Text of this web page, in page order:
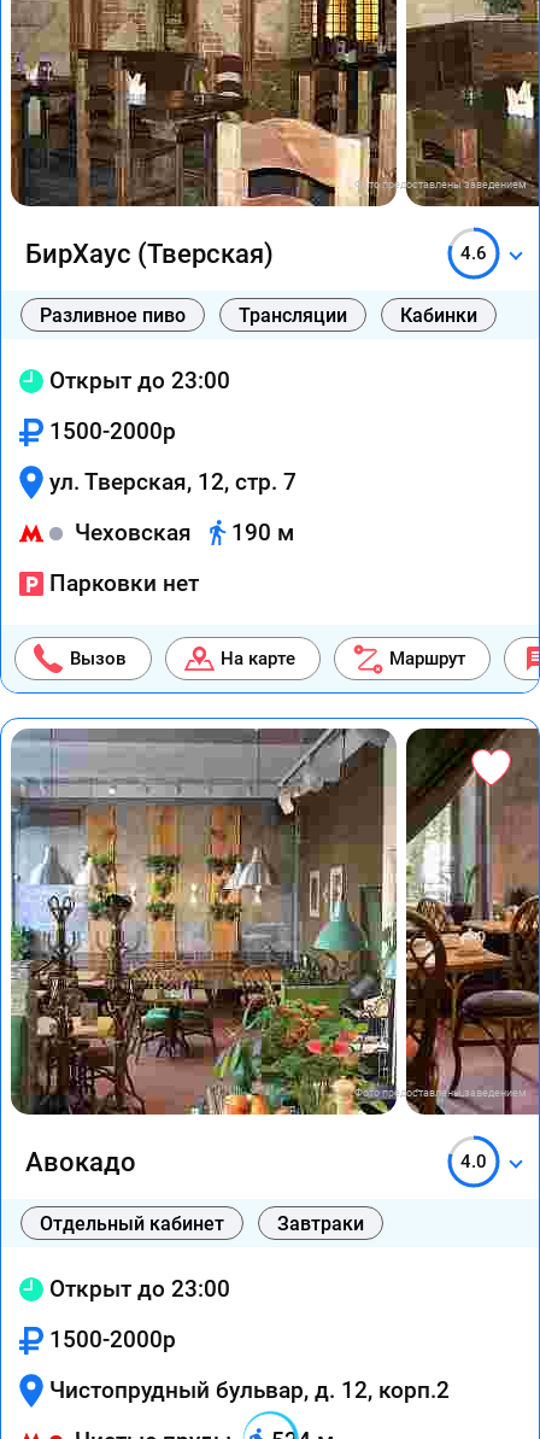
Фото предоставлены заведением
БирХаус (Тверская) 4.6
Разливное пиво Трансляции Кабинки
Открыт до 23:00
1500-2000р
ул. Тверская, 12, стр. 7
Чеховская
190 м
Парковки нет
Вызов На карте Маршрут
Фото предоставлены заведением
Авокадо 4.0
Отдельный кабинет Завтраки
Открыт до 23:00
1500-2000р
Чистопрудный бульвар, д. 12, корп.2